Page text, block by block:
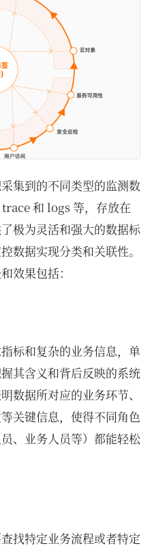
集到的不同类型的监测数
和 logs 等，存放在
极为灵活和强大的数据标
数据实现分类和关联性。
效果包括：
标和复杂的业务信息，单
其含义和背后反映的系统
数据所对应的业务环节、
关键信息，使得不同角色
、业务人员等）都能轻松
找特定业务流程或者特定